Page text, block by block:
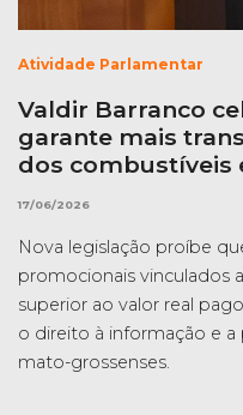
Atividade Parlamentar
Valdir Barranco
garante mais
dos combustíveis
17/06/2026
Nova legislação proíbe
promocionais vinculados
superior ao valor real
o direito à informação e
mato-grossenses.